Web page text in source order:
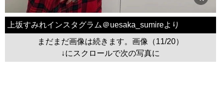
上坂すみれインスタグラム＠uesaka_sumireより
まだまだ画像は続きます。画像（11/20）
↓にスクロールで次の写真に